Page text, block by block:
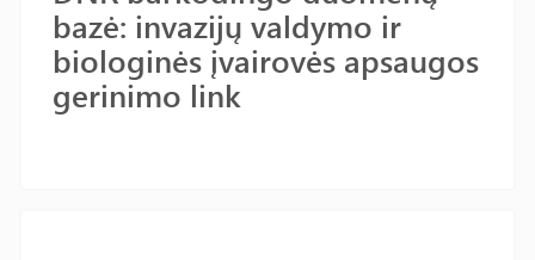
bazė: invazijų valdymo ir
biologinės įvairovės apsaugos
gerinimo link